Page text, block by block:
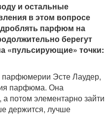
и остальные
в этом вопросе
парфюм на
берегут
«пульсирующие» точки:
Эсте Лаудер,
парфюма. Она
а потом элементарно зайти
держится, лучше